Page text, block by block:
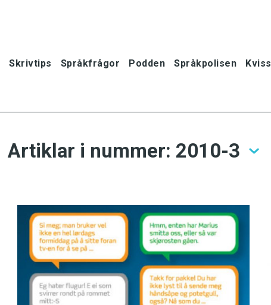
Skrivtips Språkfrågor Podden Språkpolisen Kviss
Artiklar i nummer: 2010-3